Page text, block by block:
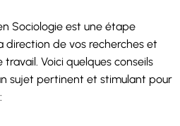
Sociologie est une étape
direction de vos recherches et
Voici quelques conseils
sujet pertinent et stimulant pour